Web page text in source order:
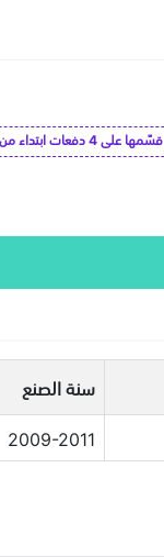
قسّمها على 4 دفعات ابتداء من
سنة الصنع
2009-2011